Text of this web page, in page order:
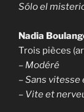
Sólo el
Nadia
Trois pièces
– Modéré
– Sans vitesse
– Vite et